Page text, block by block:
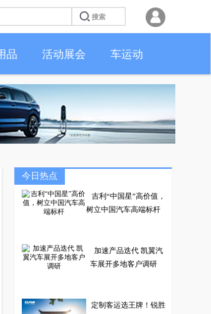
品 活动展会 车运动
今日热点
吉利“中国星”高价值，
树立中国汽车高端标杆
加速产品迭代 凯翼汽
车展开多地客户调研
定制客运选王牌！锐胜